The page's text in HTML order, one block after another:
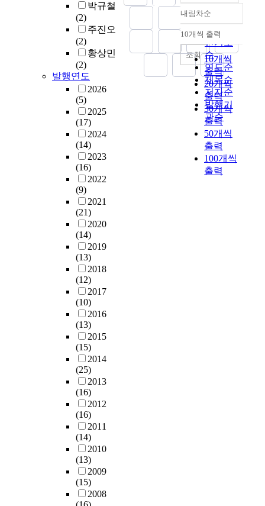
박규철
(2)
주진오
(2)
황상민
(2)
발행연도
2026
(5)
2025
(17)
2024
(14)
2023
(16)
2022
(9)
2021
(21)
2020
(14)
2019
(13)
2018
(12)
2017
(10)
2016
(13)
2015
(15)
2014
(25)
2013
(16)
2012
(16)
2011
(14)
2010
(13)
2009
(15)
2008
정확도
순
인기도
순
연도순
제목순
저자순
발행기
관순
내림차순
내림차순
10개씩 출력
10개씩
출력
20개씩
출력
30개씩
출력
50개씩
출력
100개씩
출력
조회